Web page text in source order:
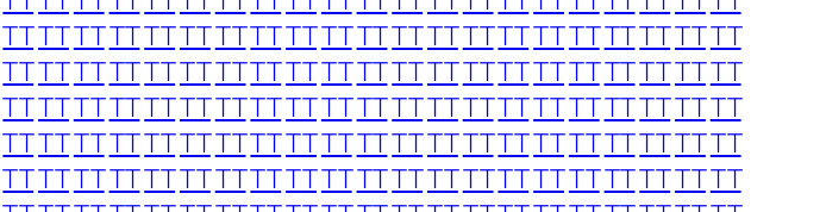
TTTTTTTTTTTTTTTTTTTTTTTTTTTTTTTTTTTTTTTTTT
TTTTTTTTTTTTTTTTTTTTTTTTTTTTTTTTTTTTTTTTTT
TTTTTTTTTTTTTTTTTTTTTTTTTTTTTTTTTTTTTTTTTT
TTTTTTTTTTTTTTTTTTTTTTTTTTTTTTTTTTTTTTTTTT
TTTTTTTTTTTTTTTTTTTTTTTTTTTTTTTTTTTTTTTTTT